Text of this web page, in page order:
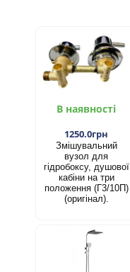
В наявності
1250.0грн
Змішувальний
вузол для
гідробоксу, душової
кабіни на три
положення (Г3/10П)
(оригінал).